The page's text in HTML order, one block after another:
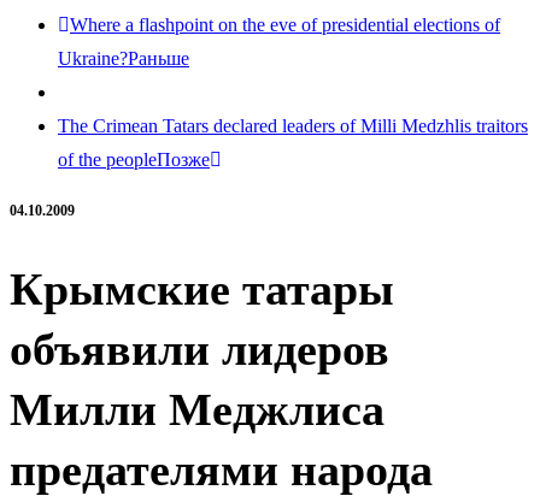
Where a flashpoint on the eve of presidential elections of
Ukraine?Раньше
The Crimean Tatars declared leaders of Milli Medzhlis traitors
of the peopleПозже
04.10.2009
Крымские татары
объявили лидеров
Милли Меджлиса
предателями народа